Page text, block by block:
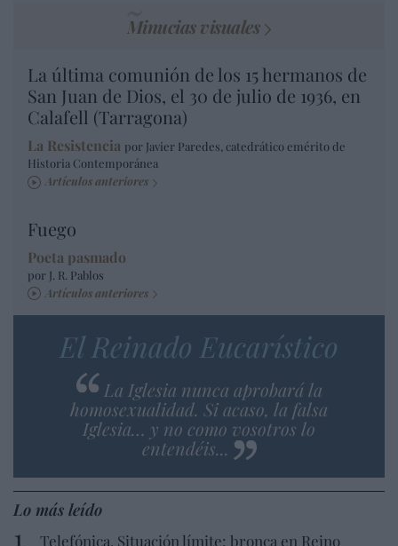
Minucias visuales
La última comunión de los 15 hermanos de
San Juan de Dios, el 30 de julio de 1936, en
Calafell (Tarragona)
La Resistencia por Javier Paredes, catedrático emérito de
Historia Contemporánea
Artículos anteriores
Fuego
Poeta pasmado
por J. R. Pablos
Artículos anteriores
El Reinado Eucarístico
La Iglesia nunca aprobará la
homosexualidad. Si acaso, la falsa
Iglesia… y no como vosotros lo
entendéis...
Lo más leído
Telefónica. Situación límite: bronca en Reino